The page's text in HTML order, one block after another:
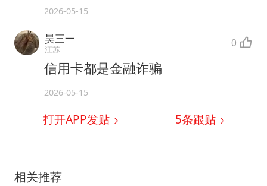
2026-05-15
昊三一
江苏 0
信用卡都是金融诈骗
2026-05-15
打开APP发贴 5条跟贴
相关推荐